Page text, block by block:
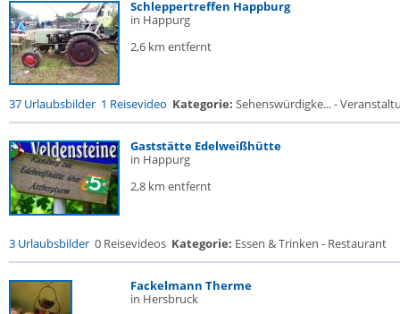
Schleppertreffen Happburg
in Happurg
2,6 km entfernt
37 Urlaubsbilder 1 Reisevideo Kategorie: Sehenswürdigke... -
Gaststätte Edelweißhütte
in Happurg
2,8 km entfernt
3 Urlaubsbilder 0 Reisevideos Kategorie: Essen & Trinken - Restaurant
Fackelmann Therme
in Hersbruck